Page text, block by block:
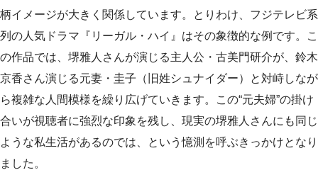
柄イメージが大きく関係しています。とりわけ、フジテレビ系
列の人気ドラマ『リーガル・ハイ』はその象徴的な例です。こ
の作品では、堺雅人さんが演じる主人公・古美門研介が、鈴木
京香さん演じる元妻・圭子（旧姓シュナイダー）と対峙しなが
ら複雑な人間模様を繰り広げていきます。この“元夫婦”の掛け
合いが視聴者に強烈な印象を残し、現実の堺雅人さんにも同じ
ような私生活があるのでは、という憶測を呼ぶきっかけとなり
ました。